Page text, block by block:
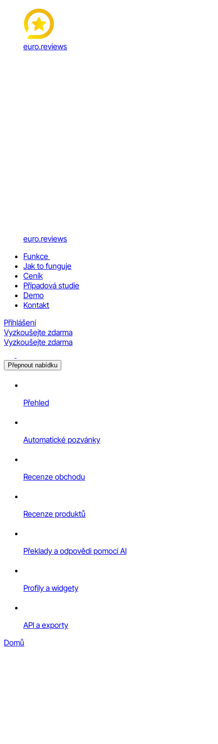
euro.reviews
euro.reviews
Funkce
Jak to funguje
Ceník
Případová studie
Demo
Kontakt
Přihlášení
Vyzkoušejte zdarma
Vyzkoušejte zdarma
Přepnout nabídku
Přehled
Automatické pozvánky
Recenze obchodu
Recenze produktů
Překlady a odpovědi pomocí AI
Profily a widgety
API a exporty
Domů